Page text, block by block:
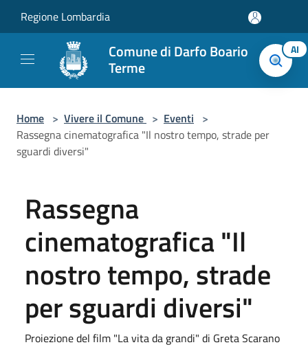
Regione Lombardia
Comune di Darfo Boario
Terme
AI
Home > Vivere il Comune > Eventi >
Rassegna cinematografica "Il nostro tempo, strade per
sguardi diversi"
Rassegna
cinematografica "Il
nostro tempo, strade
per sguardi diversi"
Proiezione del film "La vita da grandi" di Greta Scarano